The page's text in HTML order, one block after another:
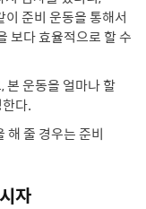
준비 운동을 통해서
보다 효율적으로 할 수
본 운동을 얼마나 할
다.
해 줄 경우는 준비
자